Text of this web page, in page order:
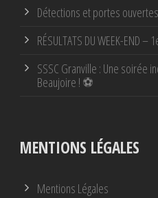
Détections et portes
RÉSULTATS DU WEEK-END
SSSC Granville : Une soirée
Beaujoire ! ⚽
MENTIONS LÉGALES
Mentions Légales